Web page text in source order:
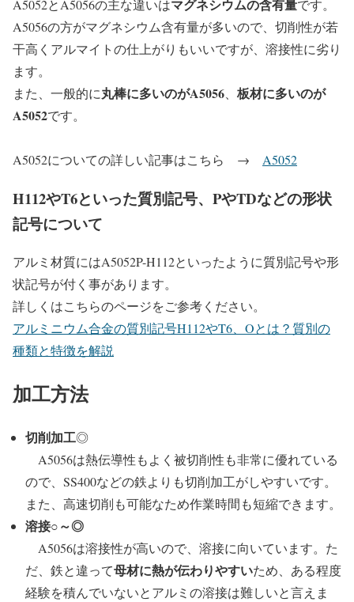
A5052とA5056の主な違いはマグネシウムの含有量です。
A5056の方がマグネシウム含有量が多いので、切削性が若
干高くアルマイトの仕上がりもいいですが、溶接性に劣り
ます。
また、一般的に丸棒に多いのがA5056
板材に多いのが
A5052です。
A5052についての詳しい記事はこちら → A5052
H112やT6といった質別記号、PやTDなどの形状
記号について
アルミ材質にはA5052P-H112といったように質別記号や形
状記号が付く事があります。
詳しくはこちらのページをご参考ください。
アルミニウム合金の質別記号H112やT6、Oとは？質別の
種類と特徴を解説
加工方法
切削加工◎
A5056は熱伝導性もよく被切削性も非常に優れている
ので、SS400などの鉄よりも切削加工がしやすいです。
また、高速切削も可能なため作業時間も短縮できます。
溶接○～◎
A5056は溶接性が高いので、溶接に向いています。た
だ、鉄と違って母材に熱が伝わりやすいため、ある程度
経験を積んでいないとアルミの溶接は難しいと言えま